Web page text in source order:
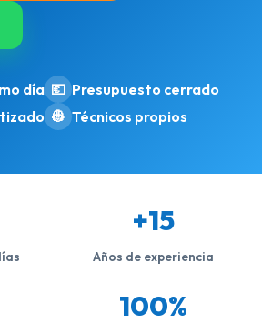
día 💶 Presupuesto cerrado
👷 Técnicos propios
+15
Años de experiencia
100%